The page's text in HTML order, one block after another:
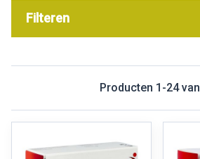
Filteren
Producten 1 -24van